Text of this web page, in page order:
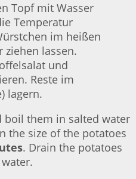
Topf mit Wasser
Temperatur
im heißen
ziehen lassen.
und
Reste im
lagern.
boil them in salted water
the size of the potatoes
. Drain the potatoes